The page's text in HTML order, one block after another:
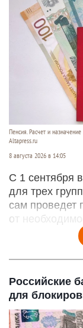
Пенсия. Расчет и назначение
Altapress.ru
8 августа 2026 в 14:05
С 1 сентября
для трех
сам проведет
от
Российские
для